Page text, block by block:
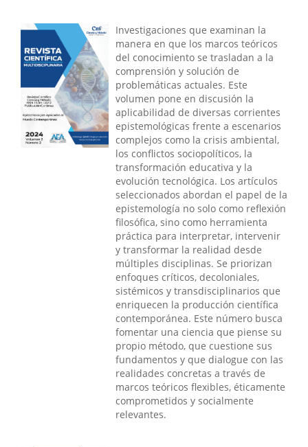
Investigaciones que examinan la
manera en que los marcos teóricos
del conocimiento se trasladan a la
comprensión y solución de
problemáticas actuales. Este
volumen pone en discusión la
aplicabilidad de diversas corrientes
epistemológicas frente a escenarios
complejos como la crisis ambiental,
los conflictos sociopolíticos, la
transformación educativa y la
evolución tecnológica. Los artículos
seleccionados abordan el papel de la
epistemología no solo como reflexión
filosófica, sino como herramienta
práctica para interpretar, intervenir
y transformar la realidad desde
múltiples disciplinas. Se priorizan
enfoques críticos, decoloniales,
sistémicos y transdisciplinarios que
enriquecen la producción científica
contemporánea. Este número busca
fomentar una ciencia que piense su
propio método, que cuestione sus
fundamentos y que dialogue con las
realidades concretas a través de
marcos teóricos flexibles, éticamente
comprometidos y socialmente
relevantes.